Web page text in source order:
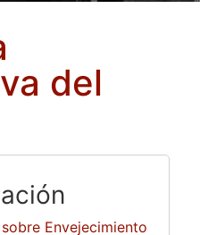
del
Envejecimiento